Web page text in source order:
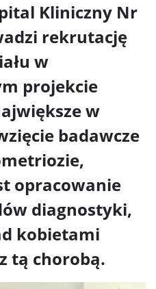
Kliniczny Nr
rekrutację
w
projekcie
w
badawcze
opracowanie
diagnostyki,
kobietami
tą chorobą.